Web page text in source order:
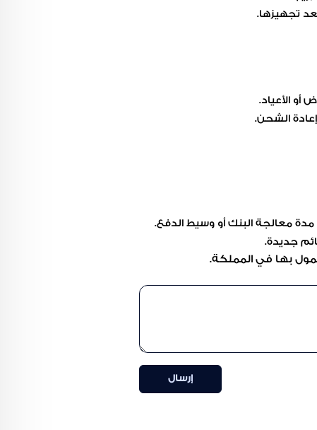
تجهيزها.
أو الأعياد.
الشحن.
مدة معالجة البنك أو وسيط الدفع.
جديدة.
بها في المملكة.
إرسال